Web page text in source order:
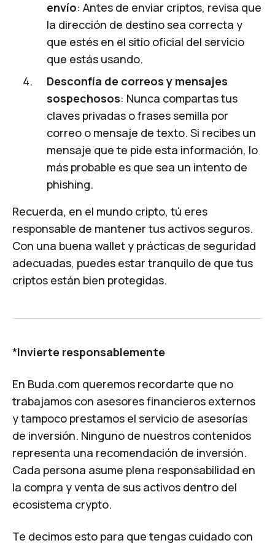
envío: Antes de enviar criptos, revisa que
la dirección de destino sea correcta y
que estés en el sitio oficial del servicio
que estás usando.
Desconfía de correos y mensajes
sospechosos: Nunca compartas tus
claves privadas o frases semilla por
correo o mensaje de texto. Si recibes un
mensaje que te pide esta información, lo
más probable es que sea un intento de
phishing.
Recuerda, en el mundo cripto, tú eres
responsable de mantener tus activos seguros.
Con una buena wallet y prácticas de seguridad
adecuadas, puedes estar tranquilo de que tus
criptos están bien protegidas.
*Invierte responsablemente
En Buda.com queremos recordarte que no
trabajamos con asesores financieros externos
y tampoco prestamos el servicio de asesorías
de inversión. Ninguno de nuestros contenidos
representa una recomendación de inversión.
Cada persona asume plena responsabilidad en
la compra y venta de sus activos dentro del
ecosistema crypto.
Te decimos esto para que tengas cuidado con